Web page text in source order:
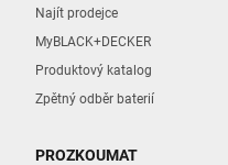
Najít prodejce
MyBLACK+DECKER
Produktový katalog
Zpětný odběr baterií
PROZKOUMAT